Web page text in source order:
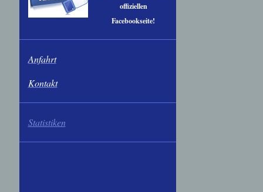
offiziellen
Facebookseite!
Anfahrt
Kontakt
Statistiken